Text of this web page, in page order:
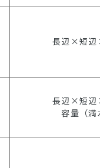
長辺×短
長辺×短
容量（満